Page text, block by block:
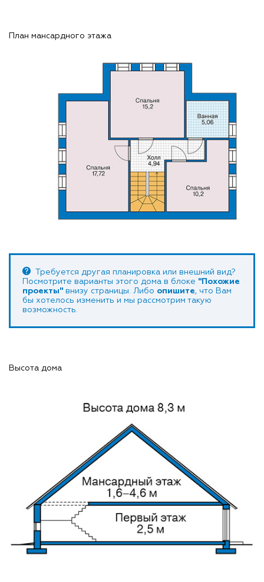
План мансардного этажа
Требуется другая планировка или внешний вид?
Посмотрите варианты этого дома в блоке "Похожие
проекты" внизу страницы. Либо опишите, что Вам
бы хотелось изменить и мы рассмотрим такую
возможность.
Высота дома